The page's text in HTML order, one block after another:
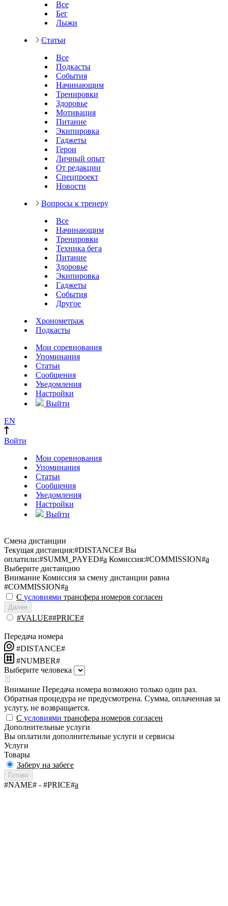
Все
Бег
Лыжи
Статьи
Все
Подкасты
События
Начинающим
Тренировки
Здоровье
Мотивация
Питание
Экипировка
Гаджеты
Герои
Личный опыт
От редакции
Спецпроект
Новости
Вопросы к тренеру
Все
Начинающим
Тренировки
Техника бега
Питание
Здоровье
Экипировка
Гаджеты
События
Другое
Хронометраж
Подкасты
Мои соревнования
Упоминания
Статьи
Сообщения
Уведомления
Настройки
Выйти
EN
Войти
Мои соревнования
Упоминания
Статьи
Сообщения
Уведомления
Настройки
Выйти
Смена дистанции
Текущая дистанция:#DISTANCE# Вы
оплатили:#SUMM_PAYED#a Комиссия:#COMMISSION#a
Выберите дистанцию
Внимание Комиссия за смену дистанции равна
#COMMISSION#a
С условиями трансфера номеров согласен
Далее
#VALUE##PRICE#
Передача номера
#DISTANCE#
#NUMBER#
Выберите человека
Внимание Передача номера возможно только один раз.
Обратная процедура не предусмотрена. Сумма, оплаченная за
услугу, не возвращается.
С условиями трансфера номеров согласен
Дополнительные услуги
Вы оплатили дополнительные услуги и сервисы
Услуги
Товары
Заберу на забеге
Готово
#NAME# - #PRICE#a